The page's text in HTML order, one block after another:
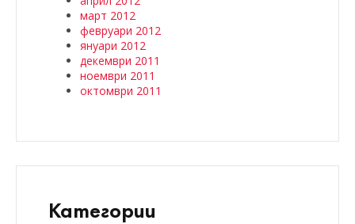
март 2012
февруари 2012
януари 2012
декември 2011
ноември 2011
октомври 2011
Категории